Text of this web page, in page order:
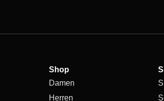
Shop
Damen
Herren